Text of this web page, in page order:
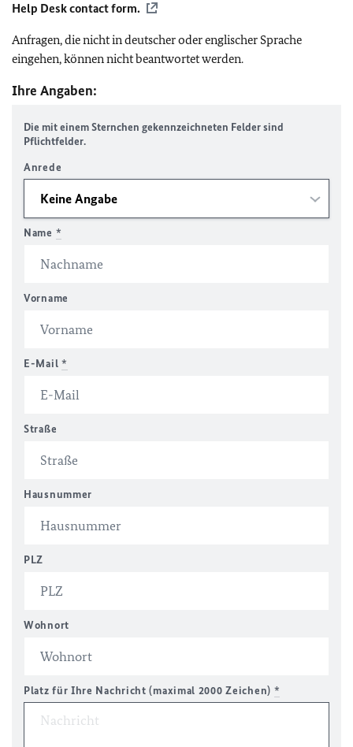
Help Desk contact form.
Anfragen, die nicht in deutscher oder englischer Sprache
eingehen, können nicht beantwortet werden.
Ihre Angaben:
Die mit einem Sternchen gekennzeichneten Felder sind
Pflichtfelder.
Anrede
Name *
Vorname
E-Mail *
Straße
Hausnummer
PLZ
Wohnort
Platz für Ihre Nachricht (maximal 2000 Zeichen) *